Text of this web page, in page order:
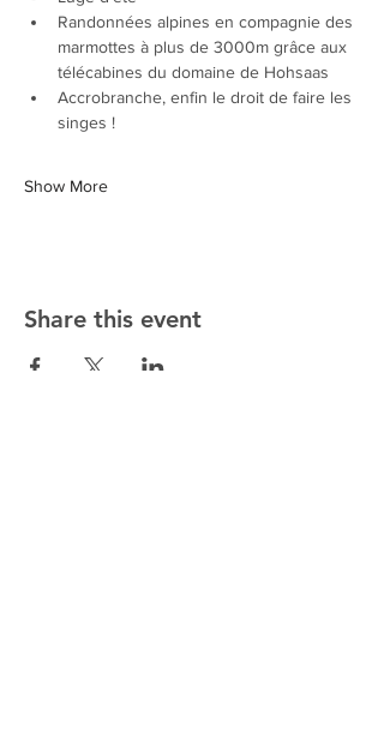
Randonnées alpines en compagnie des
marmottes à plus de 3000m grâce aux
télécabines du domaine de Hohsaas
Accrobranche, enfin le droit de faire les
singes !
Show More
Share this event